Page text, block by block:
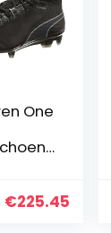
One
€225.45